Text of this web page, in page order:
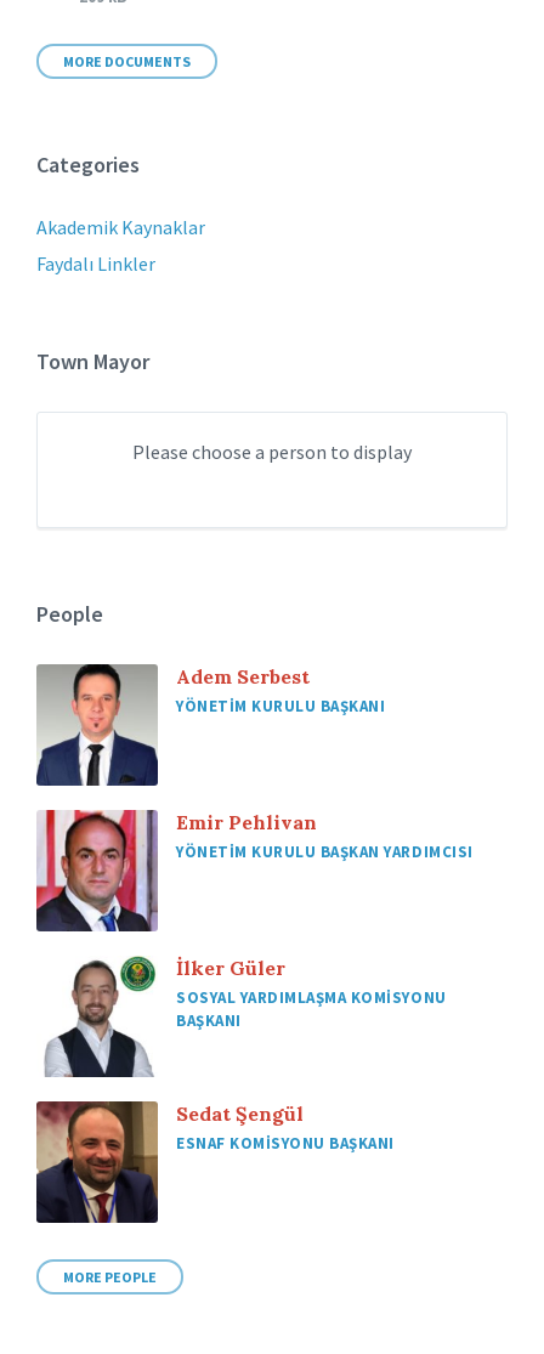
MORE DOCUMENTS
Categories
Akademik Kaynaklar
Faydalı Linkler
Town Mayor
Please choose a person to display
People
Adem Serbest
YÖNETIM KURULU BAŞKANI
Emir Pehlivan
YÖNETIM KURULU BAŞKAN YARDIMCISI
İlker Güler
SOSYAL YARDIMLAŞMA KOMISYONU
BAŞKANI
Sedat Şengül
ESNAF KOMISYONU BAŞKANI
MORE PEOPLE